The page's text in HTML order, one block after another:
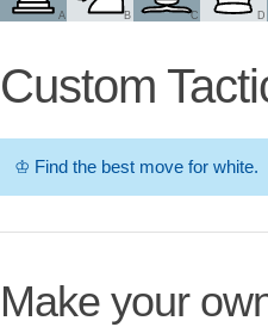
A B C D
Custom
♔ Find the best move for white.
Make your